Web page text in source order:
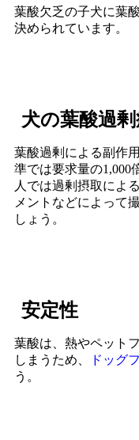
葉酸欠乏の子犬に葉
決められています。
犬の葉酸過
葉酸過剰による副作
準では要求量の1,000
人では過剰摂取によ
メントなどによって
しょう。
安定性
葉酸は、熱やペット
しまうため、
ドッグ
う。